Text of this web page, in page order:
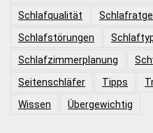
Schlafqualität
Schlafstörungen
Schlafzimmerplanung
Seitenschläfer
Tipps
Wissen
Übergewichtig